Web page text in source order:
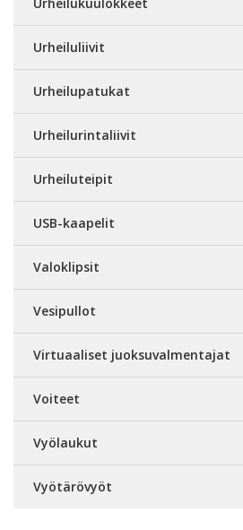
Urheiluliivit
Urheilupatukat
Urheilurintaliivit
Urheiluteipit
USB-kaapelit
Valoklipsit
Vesipullot
Virtuaaliset juoksuvalmentajat
Voiteet
Vyölaukut
Vyötärövyöt